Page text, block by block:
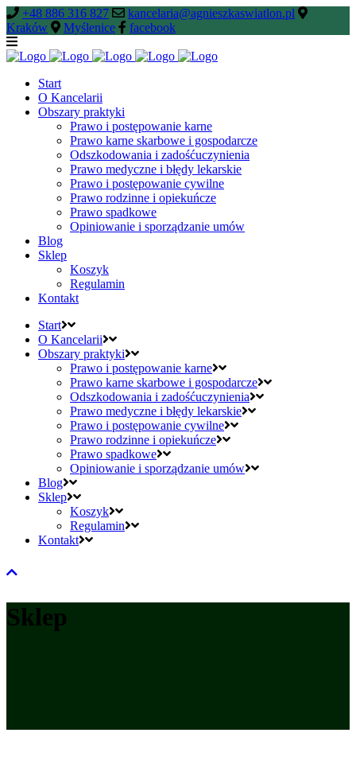
+48 886 316 827
kancelaria@agnieszkaswiatlon.pl
Kraków
Myślenice facebook
Start
O Kancelarii
Obszary praktyki
Prawo i postępowanie karne
Prawo karne skarbowe i gospodarcze
Odszkodowania i zadośćuczynienia
Prawo medyczne i błędy lekarskie
Prawo i postępowanie cywilne
Prawo rodzinne i opiekuńcze
Prawo spadkowe
Opiniowanie i sporządzanie umów
Blog
Sklep
Koszyk
Regulamin
Kontakt
Start
O Kancelarii
Obszary praktyki
Prawo i postępowanie karne
Prawo karne skarbowe i gospodarcze
Odszkodowania i zadośćuczynienia
Prawo medyczne i błędy lekarskie
Prawo i postępowanie cywilne
Prawo rodzinne i opiekuńcze
Prawo spadkowe
Opiniowanie i sporządzanie umów
Blog
Sklep
Koszyk
Regulamin
Kontakt
Sklep